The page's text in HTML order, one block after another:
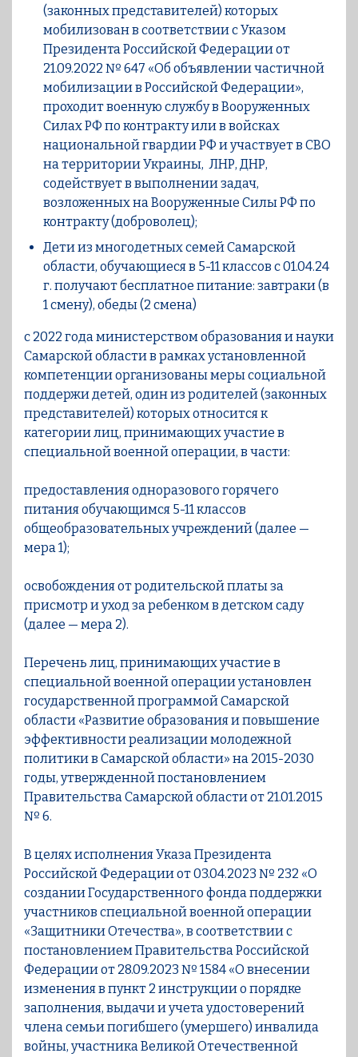
(законных представителей) которых
мобилизован в соответствии с Указом
Президента Российской Федерации от
21.09.2022 № 647 «Об объявлении частичной
мобилизации в Российской Федерации»,
проходит военную службу в Вооруженных
Силах РФ по контракту или в войсках
национальной гвардии РФ и участвует в СВО
на территории Украины, ЛНР, ДНР,
содействует в выполнении задач,
возложенных на Вооруженные Силы РФ по
контракту (доброволец);
Дети из многодетных семей Самарской
области, обучающиеся в 5-11 классов с 01.04.24
г. получают бесплатное питание: завтраки (в
1 смену), обеды (2 смена)
с 2022 года министерством образования и науки
Самарской области в рамках установленной
компетенции организованы меры социальной
поддержи детей, один из родителей (законных
представителей) которых относится к
категории лиц, принимающих участие в
специальной военной операции, в части:
предоставления одноразового горячего
питания обучающимся 5-11 классов
общеобразовательных учреждений (далее —
мера 1);
освобождения от родительской платы за
присмотр и уход за ребенком в детском саду
(далее — мера 2).
Перечень лиц, принимающих участие в
специальной военной операции установлен
государственной программой Самарской
области «Развитие образования и повышение
эффективности реализации молодежной
политики в Самарской области» на 2015-2030
годы, утвержденной постановлением
Правительства Самарской области от 21.01.2015
№ 6.
В целях исполнения Указа Президента
Российской Федерации от 03.04.2023 № 232 «О
создании Государственного фонда поддержки
участников специальной военной операции
«Защитники Отечества», в соответствии с
постановлением Правительства Российской
Федерации от 28.09.2023 № 1584 «О внесении
изменения в пункт 2 инструкции о порядке
заполнения, выдачи и учета удостоверений
члена семьи погибшего (умершего) инвалида
войны, участника Великой Отечественной